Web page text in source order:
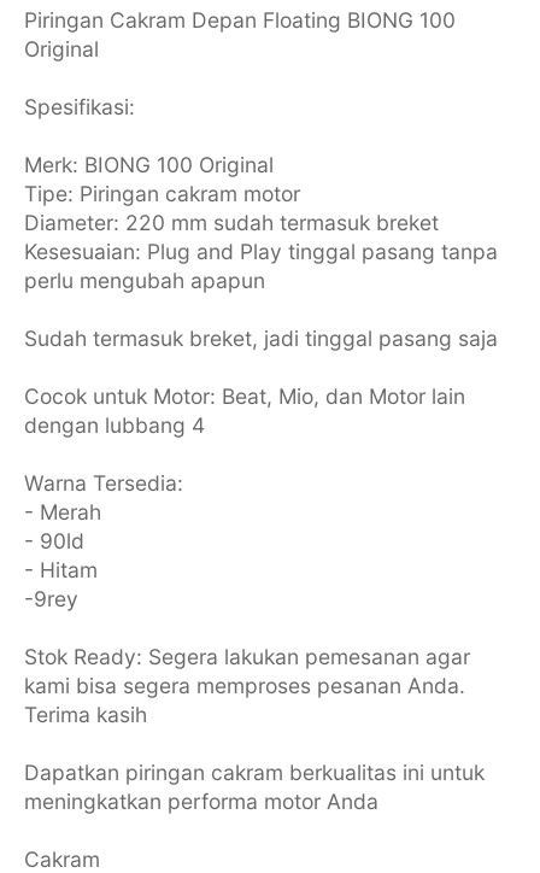
Piringan Cakram Depan Floating BIONG 100
Original
Spesifikasi:
Merk: BIONG 100 Original
Tipe: Piringan cakram motor
Diameter: 220 mm sudah termasuk breket
Kesesuaian: Plug and Play tinggal pasang tanpa
perlu mengubah apapun
Sudah termasuk breket, jadi tinggal pasang saja
Cocok untuk Motor: Beat, Mio, dan Motor lain
dengan lubbang 4
Warna Tersedia:
- Merah
- 90ld
- Hitam
-9rey
Stok Ready: Segera lakukan pemesanan agar
kami bisa segera memproses pesanan Anda.
Terima kasih
Dapatkan piringan cakram berkualitas ini untuk
meningkatkan performa motor Anda
Cakram